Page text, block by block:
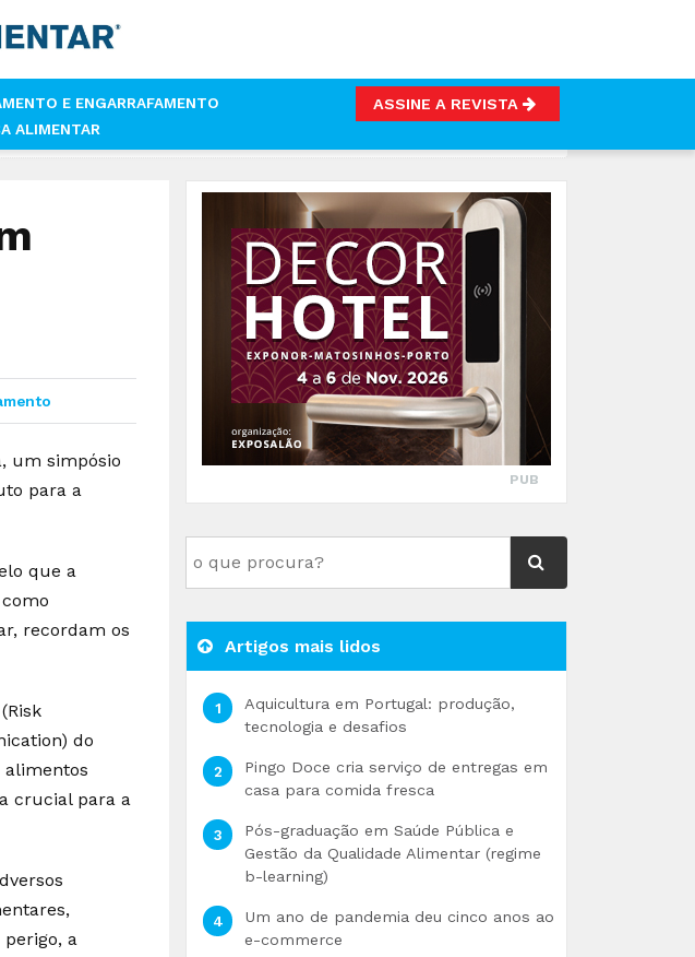
E ENGARRAFAMENTO
ALIMENTAR
ASSINE A REVISTA
PARA A SEGURANÇA ALIMENTAR
um simpósio
para a
que a
recordam os
do
alimentos
crucial para a
a
PUB
Artigos mais lidos
Aquicultura em Portugal: produção,
tecnologia e desafios
Pingo Doce cria serviço de entregas em
casa para comida fresca
Pós-graduação em Saúde Pública e
Gestão da Qualidade Alimentar (regime
b-learning)
Um ano de pandemia deu cinco anos ao
e-commerce